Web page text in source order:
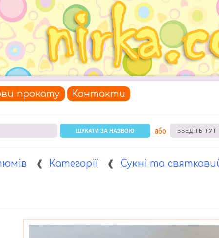
прокату Контакти
ШУКАТИ ЗА НАЗВОЮ або
❰ Категорії ❰ Сукні та